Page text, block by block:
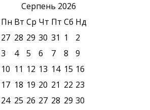
Серпень 2026
Пн Вт Ср Чт Пт Сб Нд
27 28 29 30 31 1
2
3
4 5 6 7 8
9
10 11 12 13 14 15 16
17 18 19 20 21 22 23
24 25 26 27 28 29 30